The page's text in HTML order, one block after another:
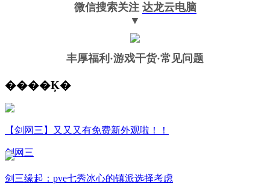
微信搜索关注 达龙云电脑
▼
丰厚福利 ·游戏干货·常见问题
����Ķ�
【剑网三】又又又有免费新外观啦！！
剑网三
剑三缘起：pve七秀冰心的镇派选择考虑